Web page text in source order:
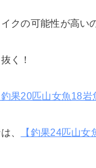
クの可能性が高い
く！
釣果20匹山女魚18
、 【釣果24匹山